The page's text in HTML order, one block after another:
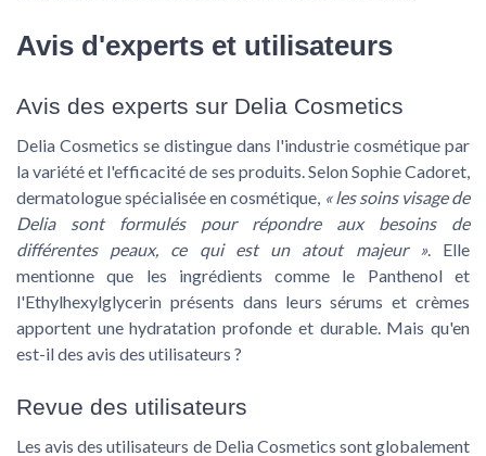
Avis d'experts et utilisateurs
Avis des experts sur Delia Cosmetics
Delia Cosmetics se distingue dans l'industrie cosmétique par
la variété et l'efficacité de ses produits. Selon Sophie Cadoret,
dermatologue spécialisée en cosmétique, « les soins visage de
Delia sont formulés pour répondre aux besoins de
différentes peaux, ce qui est un atout majeur ». Elle
mentionne que les ingrédients comme le Panthenol et
l'Ethylhexylglycerin présents dans leurs sérums et crèmes
apportent une hydratation profonde et durable. Mais qu'en
est-il des avis des utilisateurs ?
Revue des utilisateurs
Les avis des utilisateurs de Delia Cosmetics sont globalement